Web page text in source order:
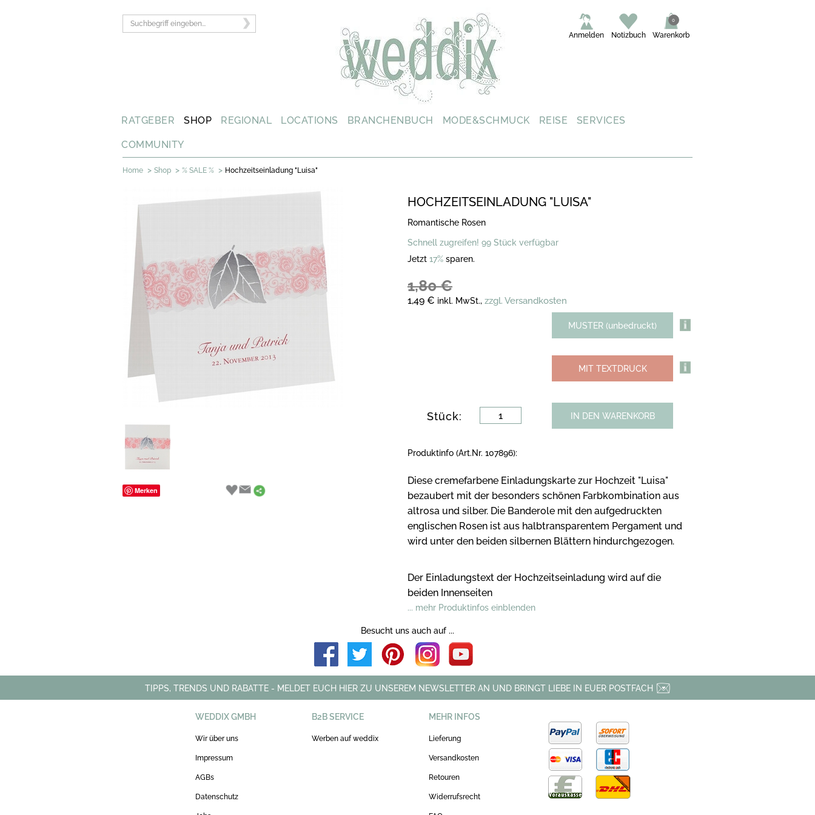
Warenkorb
0
Notizbuch
Anmelden
RATGEBER SHOP REGIONAL LOCATIONS BRANCHENBUCH MODE&SCHMUCK REISE SERVICES
COMMUNITY
Home > Shop > % SALE % > Hochzeitseinladung "Luisa"
Merken
HOCHZEITSEINLADUNG "LUISA"
Romantische Rosen
Schnell zugreifen! 99 Stück verfügbar
Jetzt 17% sparen.
1,80 €
1,49 € inkl. MwSt., zzgl. Versandkosten
MUSTER (unbedruckt)
MIT TEXTDRUCK
Stück: IN DEN WARENKORB
Produktinfo (Art.Nr. 107896):
Diese cremefarbene Einladungskarte zur Hochzeit "Luisa"
bezaubert mit der besonders schönen Farbkombination aus
altrosa und silber. Die Banderole mit den aufgedruckten
englischen Rosen ist aus halbtransparentem Pergament und
wird unter den beiden silbernen Blättern hindurchgezogen.
Der Einladungstext der Hochzeitseinladung wird auf die
beiden Innenseiten
... mehr Produktinfos einblenden
Besucht uns auch auf ...
TIPPS, TRENDS UND RABATTE - MELDET EUCH HIER ZU UNSEREM NEWSLETTER AN UND BRINGT LIEBE IN EUER POSTFACH
WEDDIX GMBH
Wir über uns
Impressum
AGBs
Datenschutz
B2B SERVICE
Werben auf weddix
MEHR INFOS
Lieferung
Versandkosten
Retouren
Widerrufsrecht